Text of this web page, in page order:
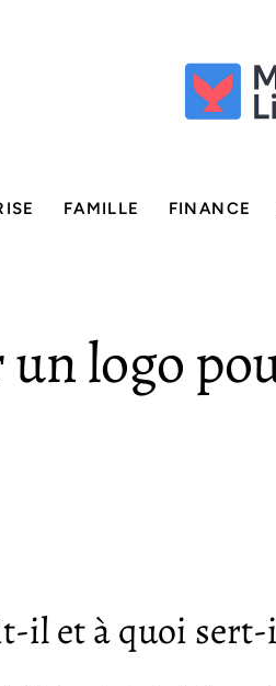
FAMILLE FINANCE
logo
il et à quoi sert-